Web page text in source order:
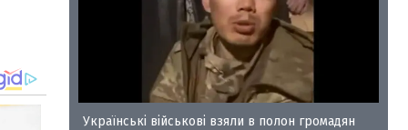
35
Українські військові взяли в полон громадян